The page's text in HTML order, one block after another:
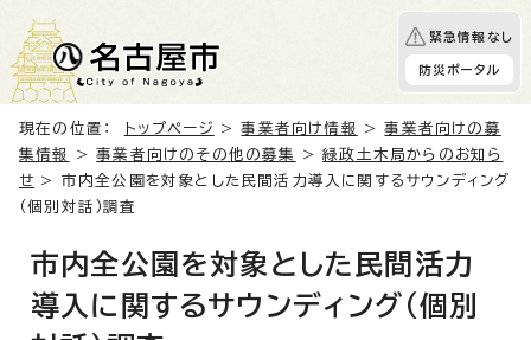
緊急情報なし
防災ポータル
現在の位置： トップページ >事業者向け情報 >事業者向けの募
集情報
>事業者向けのその他の募集 >緑政土木局からのお知ら
せ > 市内全公園を対象とした民間活力導入に関するサウンディング
（個別対話）調査
市内全公園を対象とした民間活力
導入に関するサウンディング（個別